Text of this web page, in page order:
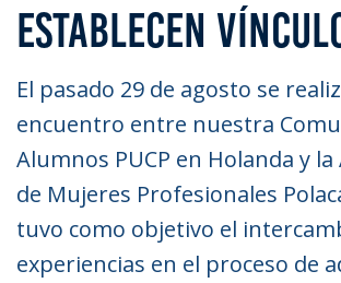
ESTABLECEN
El pasado 29 de agosto se
encuentro entre nuestra
Alumnos PUCP en Holanda y la
de Mujeres Profesionales
tuvo como objetivo el
experiencias en el proceso de